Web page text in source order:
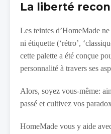
La liberté
Les teintes d’HomeMade
ni étiquette (‘rétro’,
cette palette a été conçue
personnalité à travers ses
Alors, soyez vous-même:
passé et cultivez vos
HomeMade vous y aide